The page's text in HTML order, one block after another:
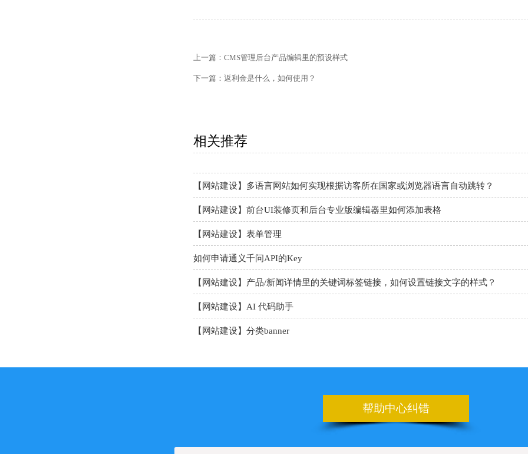
上一篇： CMS管理后台产品编辑里的预设样式
下一篇： 返利金是什么，如何使用？
相关推荐
【外贸网站建设】如何做多语言网站（如何翻译网站）？
【网站建设】翻译的网站，后期源站修改时，如何同步翻译到小语种里？
【网站建设】多语言网站如何实现根据访客所在国家或浏览器语言自动跳转？
【网站建设】前台UI装修页和后台专业版编辑器里如何添加表格
【网站建设】表单管理
如何申请通义千问API的Key
【网站建设】产品/新闻详情里的关键词标签链接，如何设置链接文字的样式？
【网站建设】AI 代码助手
【网站建设】分类banner
【网站SEO】如何申请百度地图的key
帮助中心纠错